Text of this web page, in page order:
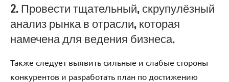
2. Провести тщательный, скрупулёзный
анализ рынка в отрасли, которая
намечена для ведения бизнеса.
Также следует выявить сильные и слабые стороны
конкурентов и разработать план по достижению